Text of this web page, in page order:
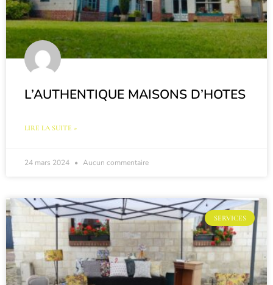
L’AUTHENTIQUE MAISONS D’HOTES
LIRE LA SUITE »
24 mars 2024 Aucun commentaire
SERVICES